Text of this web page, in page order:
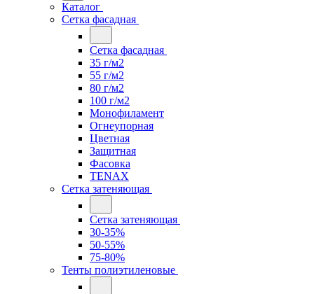
Каталог
Сетка фасадная
Сетка фасадная
35 г/м2
55 г/м2
80 г/м2
100 г/м2
Монофиламент
Огнеупорная
Цветная
Защитная
Фасовка
TENAX
Сетка затеняющая
Сетка затеняющая
30-35%
50-55%
75-80%
Тенты полиэтиленовые